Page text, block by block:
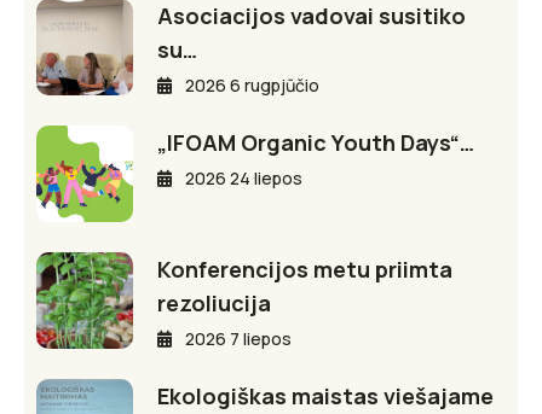
Asociacijos vadovai susitiko
su…
2026 6 rugpjūčio
„IFOAM Organic Youth Days“…
2026 24 liepos
Konferencijos metu priimta
rezoliucija
2026 7 liepos
Ekologiškas maistas viešajame